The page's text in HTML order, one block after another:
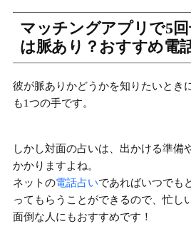
マッチングアプリで5
は脈あり？おすすめ電
彼が脈ありかどうかを知りたいとき
も1つの手です。
しかし対面の占いは、出かける準備
かかりますよね。
ネットの電話占いであればいつでも
ってもらうことができるので、忙し
面倒な人にもおすすめです！